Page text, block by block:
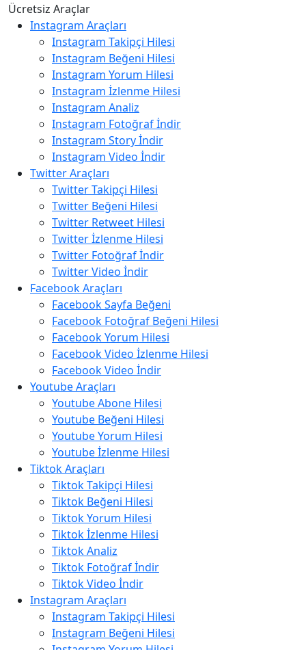
Ücretsiz Araçlar
Instagram Araçları
Instagram Takipçi Hilesi
Instagram Beğeni Hilesi
Instagram Yorum Hilesi
Instagram İzlenme Hilesi
Instagram Analiz
Instagram Fotoğraf İndir
Instagram Story İndir
Instagram Video İndir
Twitter Araçları
Twitter Takipçi Hilesi
Twitter Beğeni Hilesi
Twitter Retweet Hilesi
Twitter İzlenme Hilesi
Twitter Fotoğraf İndir
Twitter Video İndir
Facebook Araçları
Facebook Sayfa Beğeni
Facebook Fotoğraf Beğeni Hilesi
Facebook Yorum Hilesi
Facebook Video İzlenme Hilesi
Facebook Video İndir
Youtube Araçları
Youtube Abone Hilesi
Youtube Beğeni Hilesi
Youtube Yorum Hilesi
Youtube İzlenme Hilesi
Tiktok Araçları
Tiktok Takipçi Hilesi
Tiktok Beğeni Hilesi
Tiktok Yorum Hilesi
Tiktok İzlenme Hilesi
Tiktok Analiz
Tiktok Fotoğraf İndir
Tiktok Video İndir
Instagram Araçları
Instagram Takipçi Hilesi
Instagram Beğeni Hilesi